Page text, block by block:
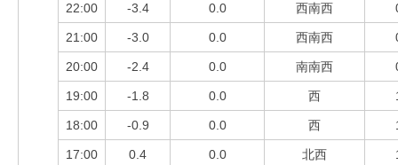
22:00 -3.4 0.0 西南西
21:00 -3.0 0.0 西南西
20:00 -2.4 0.0 南南西
19:00 -1.8 0.0 西
18:00 -0.9 0.0 西
17:00 0.4 0.0 北西